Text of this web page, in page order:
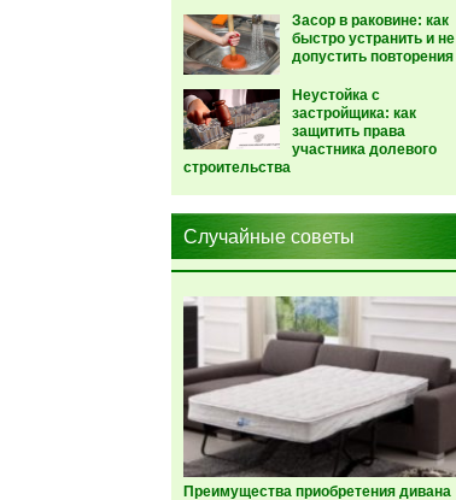
Засор в раковине: как
быстро устранить и не
допустить повторения
Неустойка с
застройщика: как
защитить права
участника долевого
строительства
Случайные советы
Преимущества приобретения дивана